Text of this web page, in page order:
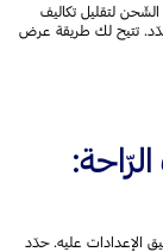
لتقليل تكاليف
تتيح لك طريقة عرض
الإعدادات عليه. حدّد